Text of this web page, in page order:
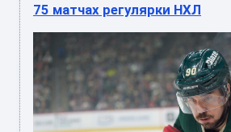
75 матчах регулярки НХЛ